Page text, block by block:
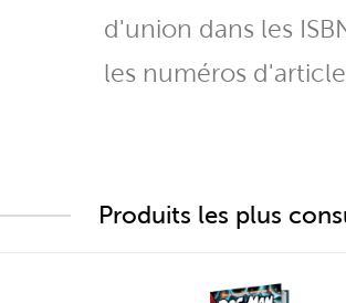
d'union dans les
les numéros
Produits les plus